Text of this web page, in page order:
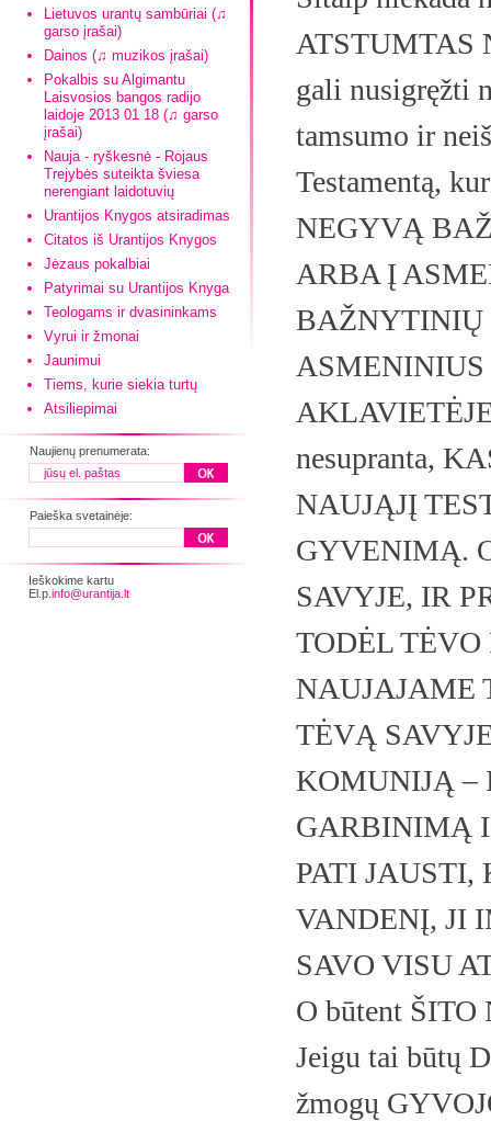
Lietuvos urantų sambūriai (♫
garso įrašai)
Dainos (♫ muzikos įrašai)
Pokalbis su Algimantu
Laisvosios bangos radijo
laidoje 2013 01 18 (♫ garso
įrašai)
Nauja - ryškesnė - Rojaus
Trejybės suteikta šviesa
nerengiant laidotuvių
Urantijos Knygos atsiradimas
Citatos iš Urantijos Knygos
Jėzaus pokalbiai
Patyrimai su Urantijos Knyga
Teologams ir dvasininkams
Vyrui ir žmonai
Jaunimui
Tiems, kurie siekia turtų
Atsiliepimai
Naujienų prenumerata:
Paieška svetainėje:
Ieškokime kartu
El.p. info@urantija.lt
ATSTUMTAS
gali nusigręžti
tamsumo ir
Testamentą,
NEGYVĄ
ARBA Į
BAŽNYTINIŲ
nesupranta,
NAUJĄJĮ
GYVENIMĄ.
SAVYJE, IR
TODĖL
NAUJAJAME
TĖVĄ
KOMUNIJĄ –
GARBINIMĄ
PATI JAUSTI,
VANDENĮ, JI
SAVO VISU
O būtent ŠITO
Jeigu tai būtų
žmogų